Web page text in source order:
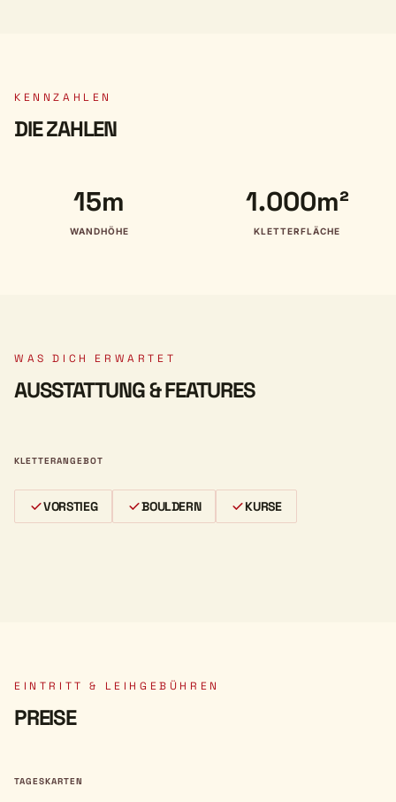
KENNZAHLEN
DIE ZAHLEN
15m
WANDHÖHE
1.000m²
KLETTERFLÄCHE
WAS DICH ERWARTET
AUSSTATTUNG & FEATURES
KLETTERANGEBOT
VORSTIEG BOULDERN KURSE
EINTRITT & LEIHGEBÜHREN
PREISE
TAGESKARTEN